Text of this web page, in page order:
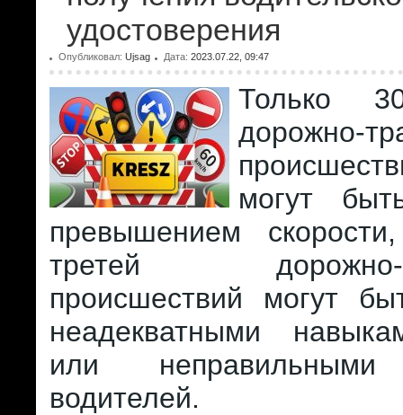
удостоверения
Опубликовал: Ujsag Дата: 2023.07.22, 09:47
Только
дорожно-
могут
превышением
третей дорожно-
происшествий могут
неадекватными
или
водителей.